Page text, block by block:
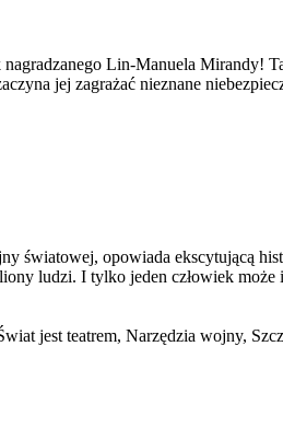
Lin-Manuela
jej zagrażać nieznane
opowiada ekscytującą
ludzi. I tylko jeden człowiek może
jest teatrem, Narzędzia wojny,